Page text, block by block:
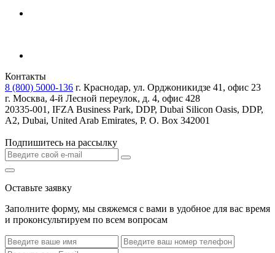
Контакты
8 (800) 5000-136 г. Краснодар, ул. Орджоникидзе 41, офис 23
г. Москва, 4-й Лесной переулок, д. 4, офис 428
20335-001, IFZA Business Park, DDP, Dubai Silicon Oasis, DDP,
A2, Dubai, United Arab Emirates, P. O. Box 342001
Подпишитесь на рассылку
Оставьте заявку
Заполните форму, мы свяжемся с вами в удобное для вас время
и проконсультируем по всем вопросам